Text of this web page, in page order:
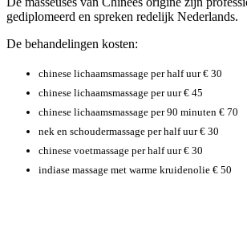
gediplomeerd en spreken redelijk Nederlands.
De behandelingen kosten:
chinese lichaamsmassage per half uur € 30
chinese lichaamsmassage per uur € 45
chinese lichaamsmassage per 90 minuten € 70
nek en schoudermassage per half uur € 30
chinese voetmassage per half uur € 30
indiase massage met warme kruidenolie € 50